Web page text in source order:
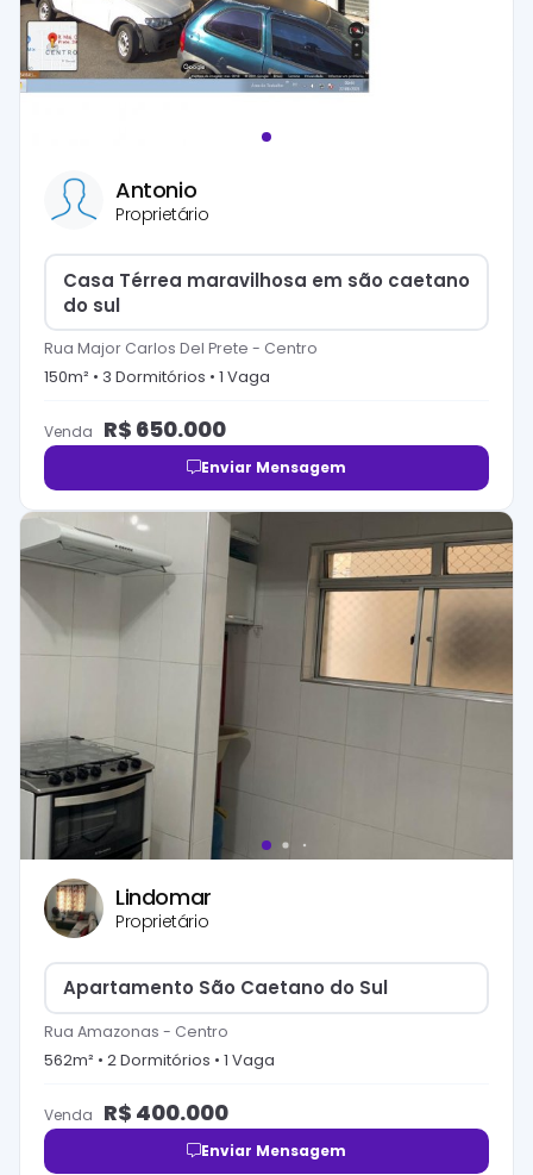
Antonio
Proprietário
Casa Térrea maravilhosa em são caetano
do sul
Rua Major Carlos Del Prete - Centro
150m² • 3 Dormitórios • 1 Vaga
Venda R$ 650.000
Enviar Mensagem
Lindomar
Proprietário
Apartamento São Caetano do Sul
Rua Amazonas - Centro
562m² • 2Dormitórios • 1 Vaga
Venda R$ 400.000
Enviar Mensagem